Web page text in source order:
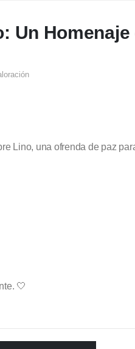
Un Homenaje
Lino, una ofrenda de paz
🤍